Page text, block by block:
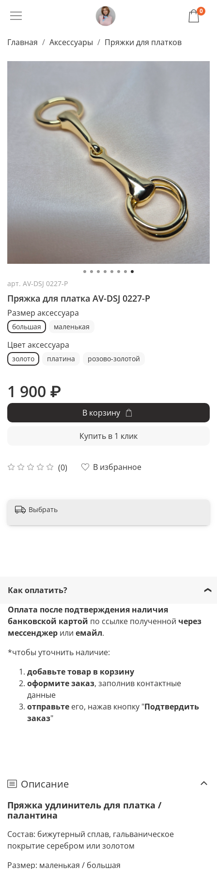
0
Главная Аксессуары Пряжки для платков
арт. AV-DSJ 0227-P
Пряжка для платка AV-DSJ 0227-P
(0) В избранное
Размер аксессуара
большая маленькая
Цвет аксессуара
золото платина розово-золотой
1 900 ₽
В корзину
Купить в 1 клик
Выбрать
Как оплатить?
Оплата после подтверждения наличия
банковской картой по ссылке полученной через
мессенджер или емайл.
*чтобы уточнить наличие:
добавьте товар в корзину
оформите заказ, заполнив контактные
данные
отправьте его, нажав кнопку "Подтвердить
заказ"
Описание
Пряжка удлинитель для платка /
палантина
Состав: бижутерный сплав, гальваническое
покрытие серебром или золотом
Размер: маленькая / большая